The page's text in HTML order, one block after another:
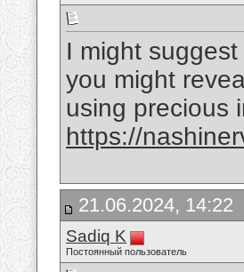
I might
you might
using precious
https://
21.06.2024, 14:22
Sadiq K
Постоянный пользователь